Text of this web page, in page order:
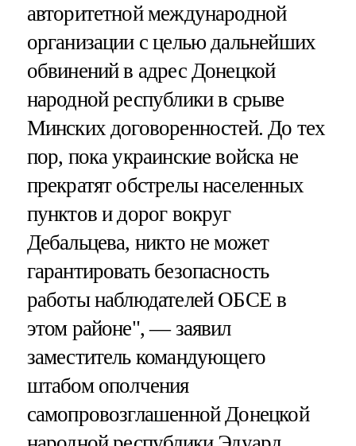
авторитетной международной
организации с целью дальнейших
обвинений в адрес Донецкой
народной республики в срыве
Минских договоренностей. До тех
пор, пока украинские войска не
прекратят обстрелы населенных
пунктов и дорог вокруг
Дебальцева, никто не может
гарантировать безопасность
работы наблюдателей ОБСЕ в
этом районе", — заявил
заместитель командующего
штабом ополчения
самопровозглашенной Донецкой